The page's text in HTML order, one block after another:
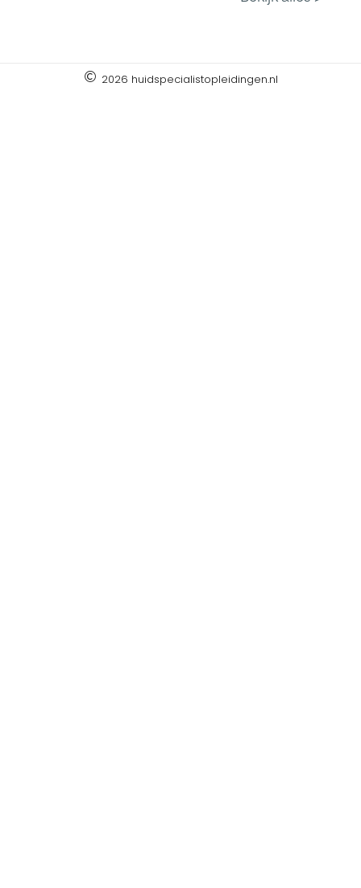
2026 huidspecialistopleidingen.nl